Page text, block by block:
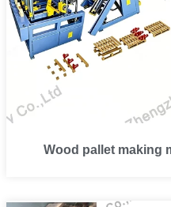
Wood pallet making